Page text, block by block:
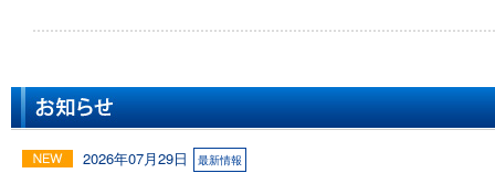
2026年07月29日 最新情報